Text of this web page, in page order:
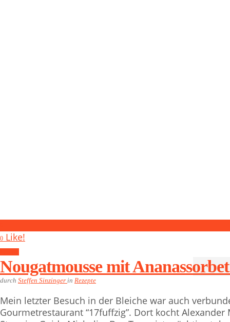
0 Like!
Nougatmousse mit
durch Steffen Sinzinger in Rezepte
Mein letzter Besuch in der Bleiche war auch
Gourmetrestaurant “17fuffzig”. Dort kocht